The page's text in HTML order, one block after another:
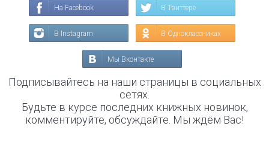
На Facebook В Твиттере
В Instagram В Одноклассниках
Мы Вконтакте
Подписывайтесь на наши страницы в социальных
сетях.
Будьте в курсе последних книжных новинок,
комментируйте, обсуждайте. Мы ждём Вас!